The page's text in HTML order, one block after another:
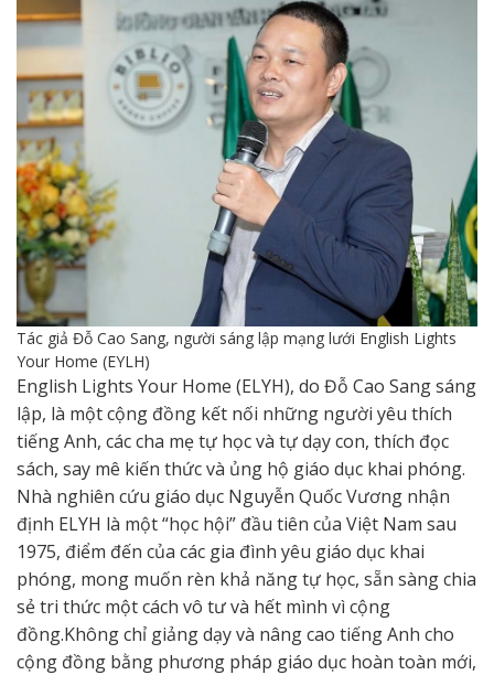
Tác giả Đỗ Cao Sang, người sáng lập mạng lưới English Lights
Your Home (EYLH)
English Lights Your Home (ELYH), do Đỗ Cao Sang sáng
lập, là một cộng đồng kết nối những người yêu thích
tiếng Anh, các cha mẹ tự học và tự dạy con, thích đọc
sách, say mê kiến thức và ủng hộ giáo dục khai phóng.
Nhà nghiên cứu giáo dục Nguyễn Quốc Vương nhận
định ELYH là một “học hội” đầu tiên của Việt Nam sau
1975, điểm đến của các gia đình yêu giáo dục khai
phóng, mong muốn rèn khả năng tự học, sẵn sàng chia
sẻ tri thức một cách vô tư và hết mình vì cộng
đồng.Không chỉ giảng dạy và nâng cao tiếng Anh cho
cộng đồng bằng phương pháp giáo dục hoàn toàn mới,